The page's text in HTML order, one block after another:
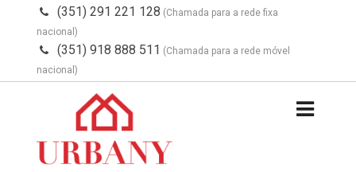
(351) 291 221 128 (Chamada para a rede fixa
nacional)
(351) 918 888 511 (Chamada para a rede móvel
nacional)